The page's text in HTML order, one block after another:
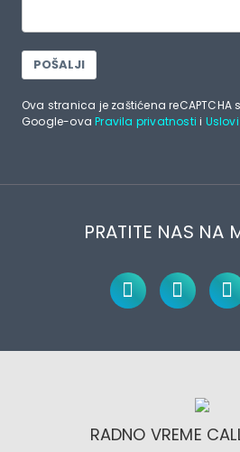
POŠALJI
Ova stranica je zaštićena
Google-ovaPravila privatnosti i Uslovi
PRATITE NAS NA
RADNO VREME